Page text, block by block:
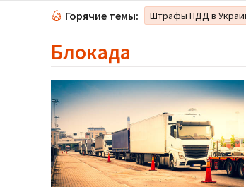
Горячие темы: Штрафы ПДД в
Блокада